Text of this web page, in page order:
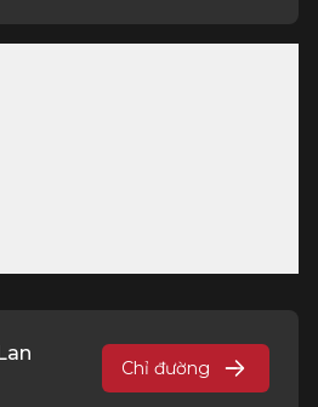
Chỉ đường